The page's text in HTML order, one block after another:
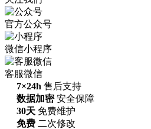
官方公众号
微信小程序
客服微信
7×24h 售后支持
数据加密安全保障
30天 免费维护
免费 二次修改